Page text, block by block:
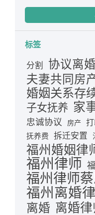
标签
分割 协议离婚
夫妻共同房
婚姻关系存
子女抚养 家
忠诚协议 房产
抚养费 拆迁安置
福州婚姻律
福州律师
福州律师
福州离婚
离婚 离婚律